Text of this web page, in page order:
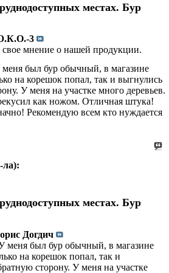
местах. Бур
3
мнение о нашей продукции.
был бур обычный, в магазине
на корешок попал, так и выгнулись
У меня на участке много деревьев.
как ножом. Отличная штука!
Рекомендую всем кто нуждается
ла):
местах. Бур
Догдич
был бур обычный, в магазине
на корешок попал, так и
сторону. У меня на участке